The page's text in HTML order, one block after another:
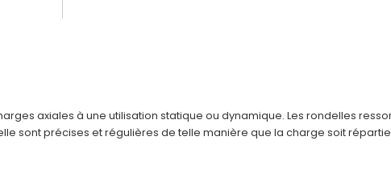
axiales à une utilisation statique ou dynamique. Les rondelles
sont précises et régulières de telle manière que la charge soit